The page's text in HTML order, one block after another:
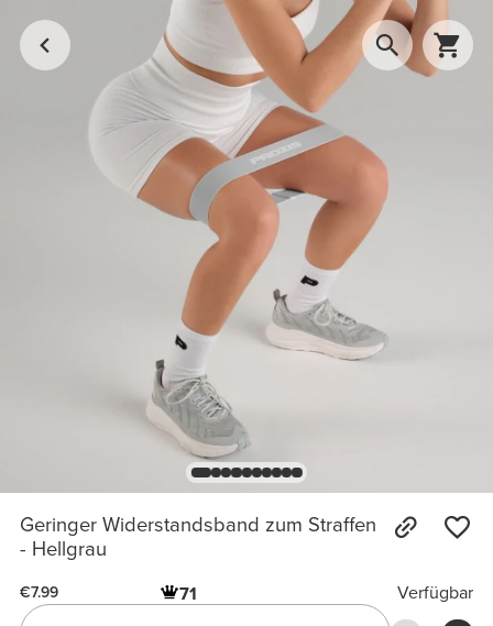
Geringer Widerstandsband zum Straffen
- Hellgrau
€7.99 71
Verfügbar